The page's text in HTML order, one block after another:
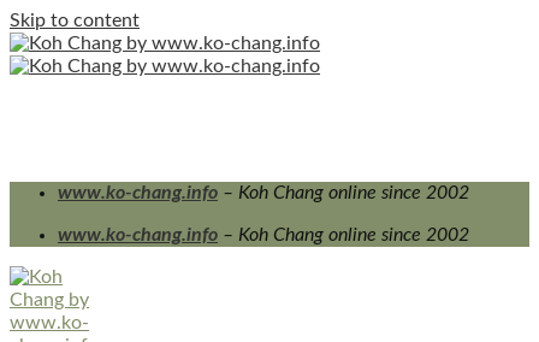
Skip to content
www.ko-chang.info – Koh Chang online since 2002
www.ko-chang.info – Koh Chang online since 2002